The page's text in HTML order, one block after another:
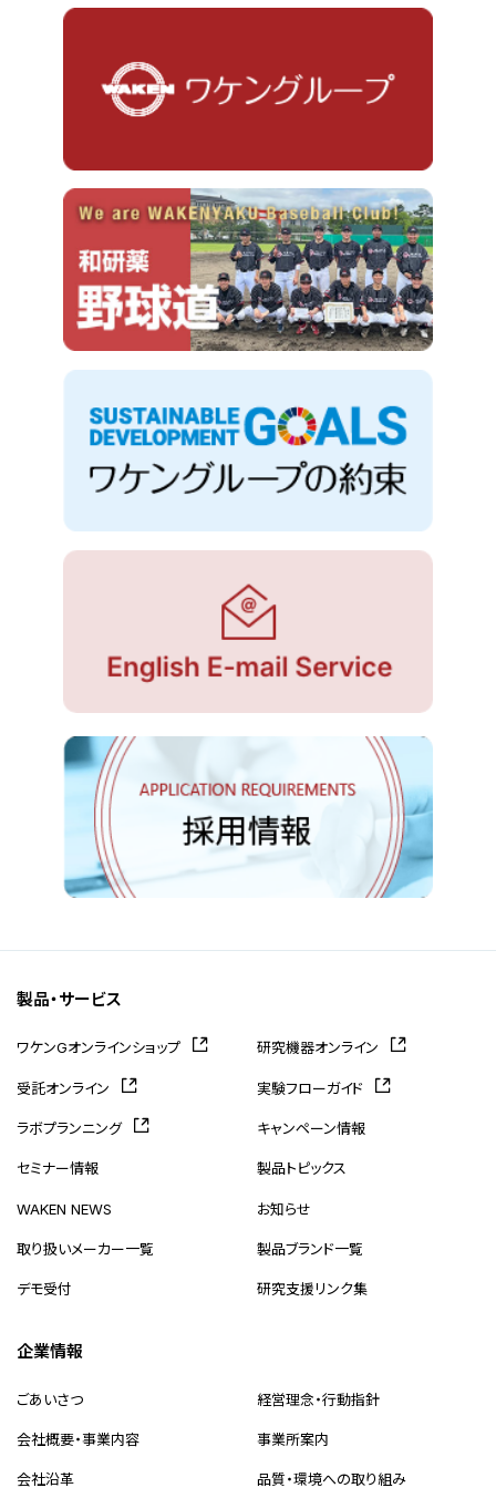
製品・サービス
ワケンGオンラインショップ 研究機器オンライン
受託オンライン 実験フローガイド
ラボプランニング キャンペーン情報
セミナー情報 製品トピックス
WAKEN NEWS お知らせ
取り扱いメーカー一覧 製品ブランド一覧
デモ受付 研究支援リンク集
企業情報
ごあいさつ 経営理念・行動指針
会社概要・事業内容 事業所案内
会社沿革 品質・環境への取り組み